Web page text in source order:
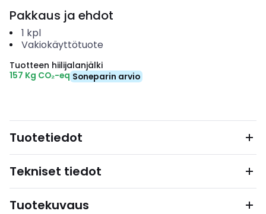
Pakkaus ja ehdot
1 kpl
Vakiokäyttötuote
Tuotteen hiilijalanjälki
157 Kg CO₂-eq Soneparin arvio
Tuotetiedot
Tekniset tiedot
Tuotekuvaus